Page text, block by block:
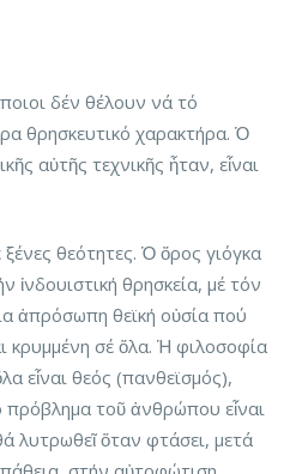
δέν θέλουν νά τό
θρησκευτικό χαρακτήρα. Ὁ
αὐτῆς τεχνικῆς ἦταν, εἶναι
ξένες θεότητες. Ὁ ὅρος γιόγκα
ἰνδουιστική θρησκεία, μέ τόν
ἀπρόσωπη θεϊκή οὐσία πού
κρυμμένη σέ ὅλα. Ἡ φιλοσοφία
εἶναι θεός (πανθεϊσμός),
τοῦ ἀνθρώπου εἶναι
λυτρωθεῖ ὅταν φτάσει, μετά